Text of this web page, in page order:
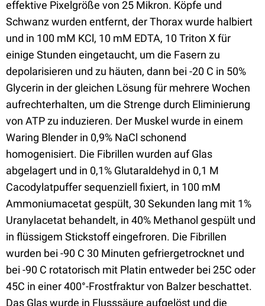
effektive Pixelgröße von 25 Mikron. Köpfe und
Schwanz wurden entfernt, der Thorax wurde halbiert
und in 100 mM KCl, 10 mM EDTA, 10 Triton X für
einige Stunden eingetaucht, um die Fasern zu
depolarisieren und zu häuten, dann bei -20 C in 50%
Glycerin in der gleichen Lösung für mehrere Wochen
aufrechterhalten, um die Strenge durch Eliminierung
von ATP zu induzieren. Der Muskel wurde in einem
Waring Blender in 0,9% NaCl schonend
homogenisiert. Die Fibrillen wurden auf Glas
abgelagert und in 0,1% Glutaraldehyd in 0,1 M
Cacodylatpuffer sequenziell fixiert, in 100 mM
Ammoniumacetat gespült, 30 Sekunden lang mit 1%
Uranylacetat behandelt, in 40% Methanol gespült und
in flüssigem Stickstoff eingefroren. Die Fibrillen
wurden bei -90 C 30 Minuten gefriergetrocknet und
bei -90 C rotatorisch mit Platin entweder bei 25C oder
45C in einer 400°-Frostfraktur von Balzer beschattet.
Das Glas wurde in Flusssäure aufgelöst und die